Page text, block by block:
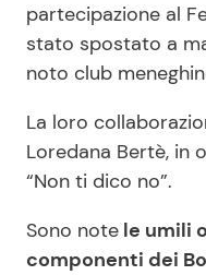
partecipazione al
stato spostato a
noto club
La loro
Loredana Bertè, in
“Non ti dico no”.
Sono note le umili
componenti dei